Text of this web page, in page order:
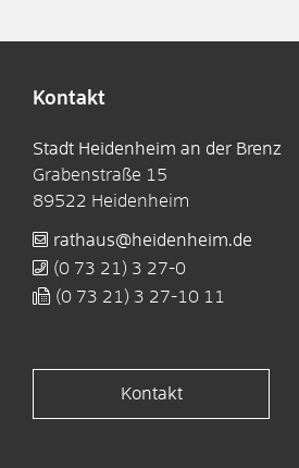
Kontakt
Stadt Heidenheim an der Brenz
Grabenstraße 15
89522 Heidenheim
rathaus@heidenheim.de
(0 73 21) 3 27-0
(0 73 21) 3 27-10 11
Kontakt